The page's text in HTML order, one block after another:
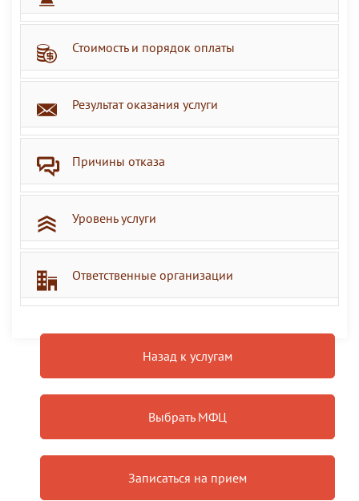
Стоимость и порядок оплаты
Результат оказания услуги
Причины отказа
Уровень услуги
Ответственные организации
Назад к услугам
Выбрать МФЦ
Записаться на прием